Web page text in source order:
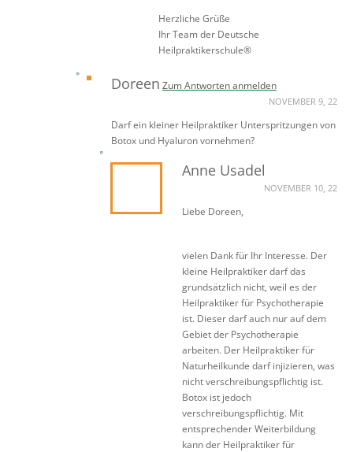
Herzliche Grüße
Ihr Team der Deutsche
Heilpraktikerschule®
Doreen Zum Antworten anmelden
NOVEMBER 9, 22
Darf ein kleiner Heilpraktiker Unterspritzungen von
Botox und Hyaluron vornehmen?
Anne Usadel
NOVEMBER 10, 22
Liebe Doreen,
vielen Dank für Ihr Interesse. Der
kleine Heilpraktiker darf das
grundsätzlich nicht, weil es der
Heilpraktiker für Psychotherapie
ist. Dieser darf auch nur auf dem
Gebiet der Psychotherapie
arbeiten. Der Heilpraktiker für
Naturheilkunde darf injizieren, was
nicht verschreibungspflichtig ist.
Botox ist jedoch
verschreibungspflichtig. Mit
entsprechender Weiterbildung
kann der Heilpraktiker für